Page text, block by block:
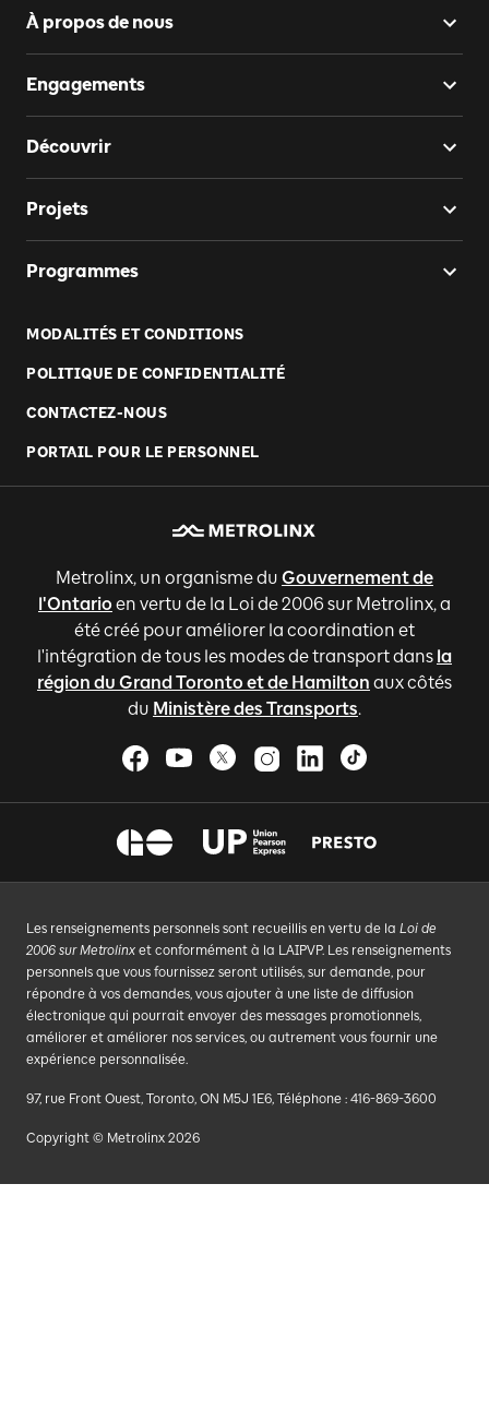
À propos de nous
Engagements
Découvrir
Projets
Programmes
MODALITÉS ET CONDITIONS
POLITIQUE DE CONFIDENTIALITÉ
CONTACTEZ-NOUS
PORTAIL POUR LE PERSONNEL
Metrolinx, un organisme du Gouvernement de
l'Ontario en vertu de la Loi de 2006 sur Metrolinx, a
été créé pour améliorer la coordination et
l'intégration de tous les modes de transport dans la
région du Grand Toronto et de Hamilton aux côtés
du Ministère des Transports.
Les renseignements personnels sont recueillis en vertu de la Loi de
2006 sur Metrolinx et conformément à la LAIPVP. Les renseignements
personnels que vous fournissez seront utilisés, sur demande, pour
répondre à vos demandes, vous ajouter à une liste de diffusion
électronique qui pourrait envoyer des messages promotionnels,
améliorer et améliorer nos services, ou autrement vous fournir une
expérience personnalisée.
97, rue Front Ouest, Toronto, ON M5J 1E6, Téléphone : 416-869-3600
Copyright © Metrolinx 2026